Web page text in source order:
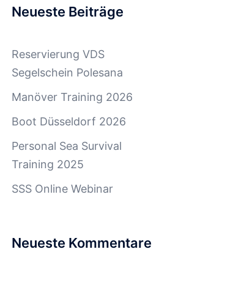
Neueste Beiträge
Reservierung VDS
Segelschein Polesana
Manöver Training 2026
Boot Düsseldorf 2026
Personal Sea Survival
Training 2025
SSS Online Webinar
Neueste Kommentare